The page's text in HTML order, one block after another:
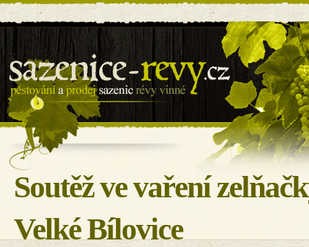
Sazenice révy - BILOVIN s.r.o.
Soutěž ve vaření
Velké Bílovice